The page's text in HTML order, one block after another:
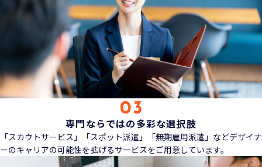
専門ならではの多彩な選択肢
「スカウトサービス」「スポット派遣」「無期雇用派遣」などデザイナ
ーのキャリアの可能性を拡げるサービスをご用意しています。